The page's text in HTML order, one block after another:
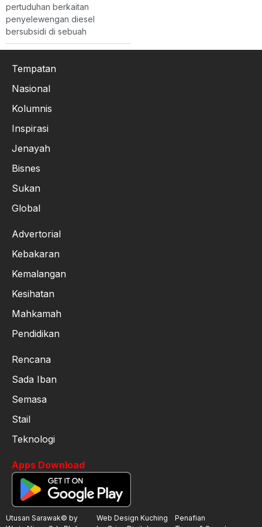
pertuduhan berkaitan
penyelewengan diesel
bersubsidi di sebuah
Tempatan
Nasional
Kolumnis
Inspirasi
Jenayah
Bisnes
Sukan
Global
Advertorial
Kebakaran
Kemalangan
Kesihatan
Mahkamah
Pendidikan
Rencana
Sada Iban
Semasa
Stail
Teknologi
Apps Download
Utusan Sarawak© by
Web Design Kuching
Penafian